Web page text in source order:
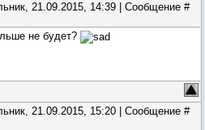
21.09.2015, 14:39 | Сообщение #
не будет?
21.09.2015, 15:20 | Сообщение #